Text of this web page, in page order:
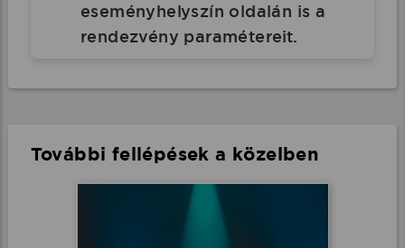
eseményhelyszín oldalán is a
rendezvény paramétereit.
További fellépések a közelben